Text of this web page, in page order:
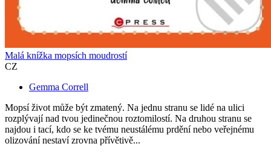
Malá knížka mopsích moudrostí
CZ
Gemma Correll
Mopsí život může být zmatený. Na jednu stranu se lidé na ulici
rozplývají nad tvou jedinečnou roztomilostí. Na druhou stranu se
najdou i tací, kdo se ke tvému neustálému prdění nebo veřejnému
olizování nestaví zrovna přívětivě...